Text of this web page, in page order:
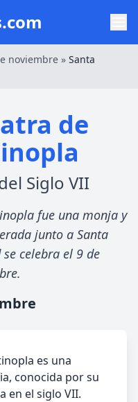
noviembre » Santa
de
Siglo VII
fue una monja y
junto a Santa
celebra el 9 de
es una
conocida por su
en el siglo VII.